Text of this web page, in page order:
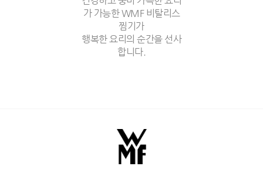
가 가능한 WMF 비탈리스
찜기가
행복한 요리의 순간을 선사
합니다.